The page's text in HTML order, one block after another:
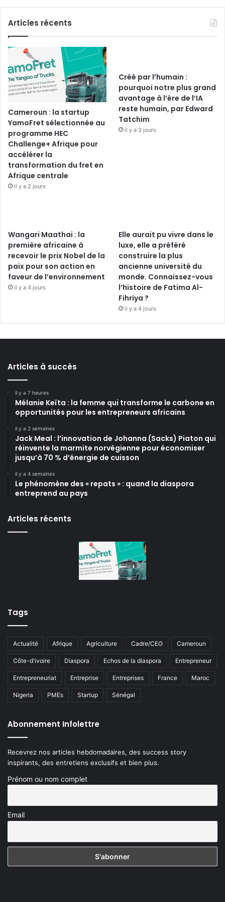
Articles récents
Cameroun : la startup
YamoFret sélectionnée au
programme HEC
Challenge+ Afrique pour
accélérer la
transformation du fret en
Afrique centrale
il y a 2 jours
Créé par l’humain :
pourquoi notre plus grand
avantage à l’ère de l’IA
reste humain, par Edward
Tatchim
il y a 3 jours
Wangari Maathai : la
première africaine à
recevoir le prix Nobel de la
paix pour son action en
faveur de l’environnement
il y a 4 jours
Elle aurait pu vivre dans le
luxe, elle a préféré
construire la plus
ancienne université du
monde. Connaissez-vous
l’histoire de Fatima Al-
Fihriya ?
il y a 4 jours
Articles à succès
il y a 7 heures
Mélanie Keïta : la femme qui transforme le carbone en
opportunités pour les entrepreneurs africains
il y a 2 semaines
Jack Meal : l’innovation de Johanna (Sacks) Piaton qui
réinvente la marmite norvégienne pour économiser
jusqu’à 70 % d’énergie de cuisson
il y a 4 semaines
Le phénomène des « repats » : quand la diaspora
entreprend au pays
Articles récents
Tags
Actualité Afrique Agriculture Cadre/CEO Cameroun
Côte-d'ivoire Diaspora Echos de la diaspora Entrepreneur
Entrepreneuriat Entreprise Entreprises France Maroc
Nigeria PMEs Startup Sénégal
Abonnement Infolettre
Recevrez nos articles hebdomadaires, des success story
inspirants, des entretiens exclusifs et bien plus.
Prénom ou nom complet
Email